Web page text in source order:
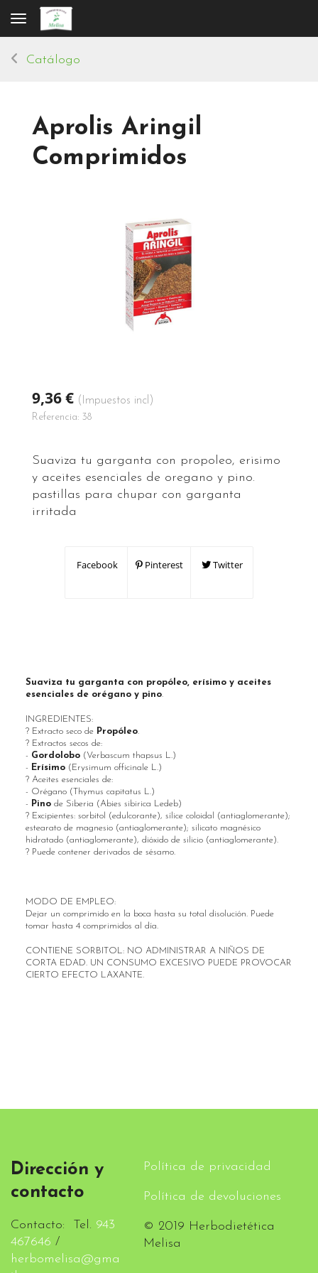
Toggle navigation
Catálogo
Aprolis Aringil
Comprimidos
9,36 € (Impuestos incl)
Referencia: 38
Suaviza tu garganta con propoleo, erisimo
y aceites esenciales de oregano y pino.
pastillas para chupar con garganta
irritada
Facebook Pinterest Twitter
Suaviza tu garganta con propóleo, erísimo y aceites
esenciales de orégano y pino.
INGREDIENTES:
? Extracto seco de Propóleo.
? Extractos secos de:
- Gordolobo(Verbascum thapsus L.)
- Erísimo(Erysimum officinale L.)
? Aceites esenciales de:
- Orégano (Thymus capitatus L.)
- Pinode Siberia (Abies sibirica Ledeb)
? Excipientes: sorbitol (edulcorante), sílice coloidal (antiaglomerante);
estearato de magnesio (antiaglomerante); silicato magnésico
hidratado (antiaglomerante), dióxido de silicio (antiaglomerante).
? Puede contener derivados de sésamo.
MODO DE EMPLEO:
Dejar un comprimido en la boca hasta su total disolución. Puede
tomar hasta 4 comprimidos al día.
CONTIENE SORBITOL: NO ADMINISTRAR A NIÑOS DE
CORTA EDAD. UN CONSUMO EXCESIVO PUEDE PROVOCAR
CIERTO EFECTO LAXANTE.
Dirección y
contacto
Contacto: Tel. 943
467646 /
herbomelisa@gma
Política de privacidad
Política de devoluciones
© 2019 Herbodietética
Melisa